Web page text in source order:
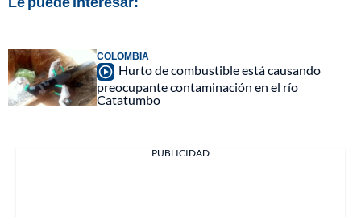
COLOMBIA
Hurto de combustible está causando
preocupante contaminación en el río
Catatumbo
PUBLICIDAD